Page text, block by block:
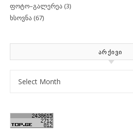
ფოტო–გალერეა (3)
ხსოვნა (67)
ᲐᲠᲥᲘᲕᲘ